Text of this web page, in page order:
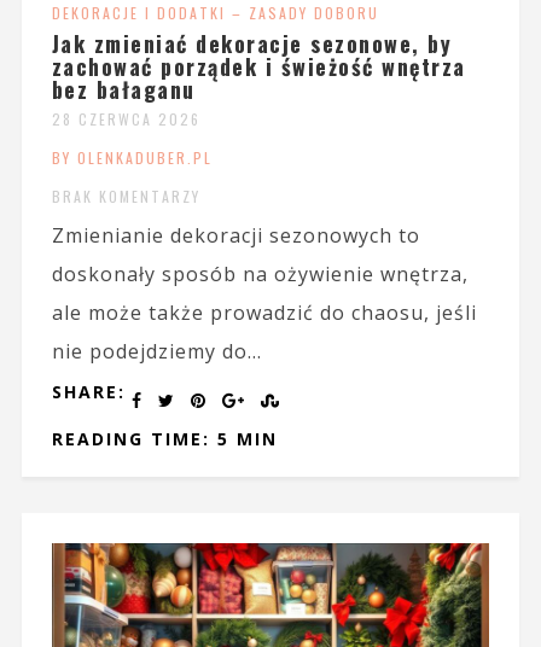
DEKORACJE I DODATKI – ZASADY DOBORU
Jak zmieniać dekoracje sezonowe, by
zachować porządek i świeżość wnętrza
bez bałaganu
28 CZERWCA 2026
BY OLENKADUBER.PL
BRAK KOMENTARZY
Zmienianie dekoracji sezonowych to
doskonały sposób na ożywienie wnętrza,
ale może także prowadzić do chaosu, jeśli
nie podejdziemy do...
SHARE:
READING TIME: 5 MIN